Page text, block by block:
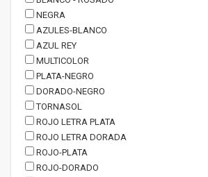
NEGRA
AZULES-BLANCO
AZUL REY
MULTICOLOR
PLATA-NEGRO
DORADO-NEGRO
TORNASOL
ROJO LETRA PLATA
ROJO LETRA DORADA
ROJO-PLATA
ROJO-DORADO